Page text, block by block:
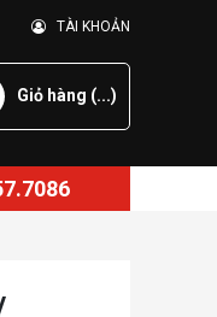
TÀI KHOẢN
Giỏ hàng (...)